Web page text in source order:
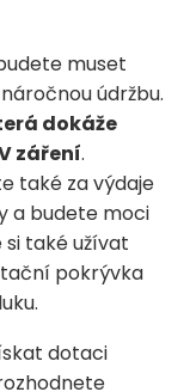
muset
údržbu.
dokáže
záření.
také za výdaje
a budete moci
si také užívat
pokrývka
dotaci